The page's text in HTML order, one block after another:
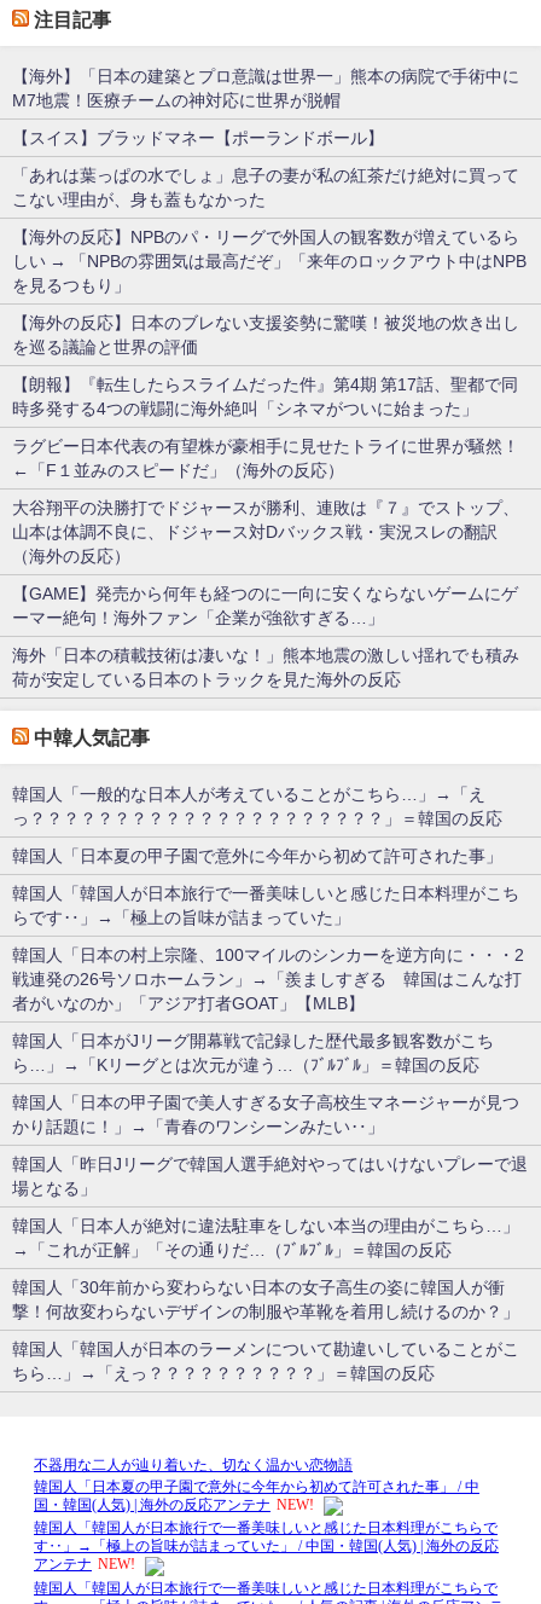
注目記事
【海外】「日本の建築とプロ意識は世界一」熊本の病院で手術中に
M7地震！医療チームの神対応に世界が脱帽
【スイス】ブラッドマネー【ポーランドボール】
「あれは葉っぱの水でしょ」息子の妻が私の紅茶だけ絶対に買って
こない理由が、身も蓋もなかった
【海外の反応】NPBのパ・リーグで外国人の観客数が増えているら
しい → 「NPBの雰囲気は最高だぞ」「来年のロックアウト中はNPB
を見るつもり」
【海外の反応】日本のブレない支援姿勢に驚嘆！被災地の炊き出し
を巡る議論と世界の評価
【朗報】『転生したらスライムだった件』第4期 第17話、聖都で同
時多発する4つの戦闘に海外絶叫「シネマがついに始まった」
ラグビー日本代表の有望株が豪相手に見せたトライに世界が騒然！
←「F１並みのスピードだ」（海外の反応）
大谷翔平の決勝打でドジャースが勝利、連敗は『７』でストップ、
山本は体調不良に、ドジャース対Dバックス戦・実況スレの翻訳
（海外の反応）
【GAME】発売から何年も経つのに一向に安くならないゲームにゲ
ーマー絶句！海外ファン「企業が強欲すぎる…」
海外「日本の積載技術は凄いな！」熊本地震の激しい揺れでも積み
荷が安定している日本のトラックを見た海外の反応
中韓人気記事
韓国人「一般的な日本人が考えていることがこちら…」→「え
っ？？？？？？？？？？？？？？？？？？？？？」＝韓国の反応
韓国人「日本夏の甲子園で意外に今年から初めて許可された事」
韓国人「韓国人が日本旅行で一番美味しいと感じた日本料理がこち
らです‥」→「極上の旨味が詰まっていた」
韓国人「日本の村上宗隆、100マイルのシンカーを逆方向に・・・2
戦連発の26号ソロホームラン」→「羨ましすぎる 韓国はこんな打
者がいなのか」「アジア打者GOAT」【MLB】
韓国人「日本がJリーグ開幕戦で記録した歴代最多観客数がこち
ら…」→「Kリーグとは次元が違う…（ﾌﾞﾙﾌﾞﾙ」＝韓国の反応
韓国人「日本の甲子園で美人すぎる女子高校生マネージャーが見つ
かり話題に！」→「青春のワンシーンみたい‥」
韓国人「昨日Jリーグで韓国人選手絶対やってはいけないプレーで退
場となる」
韓国人「日本人が絶対に違法駐車をしない本当の理由がこちら…」
→「これが正解」「その通りだ…（ﾌﾞﾙﾌﾞﾙ」＝韓国の反応
韓国人「30年前から変わらない日本の女子高生の姿に韓国人が衝
撃！何故変わらないデザインの制服や革靴を着用し続けるのか？」
韓国人「韓国人が日本のラーメンについて勘違いしていることがこ
ちら…」→「えっ？？？？？？？？？？」＝韓国の反応